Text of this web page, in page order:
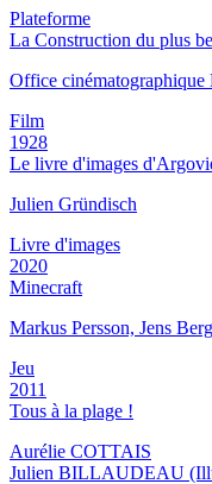
Plateforme
La Construction du plus
Office cinématographique
Film
1928
Le livre d'images
Julien Gründisch
Livre d'images
2020
Minecraft
Markus Persson, Jens
Jeu
2011
Tous à la plage !
Aurélie COTTAIS
Julien BILLAUDEAU